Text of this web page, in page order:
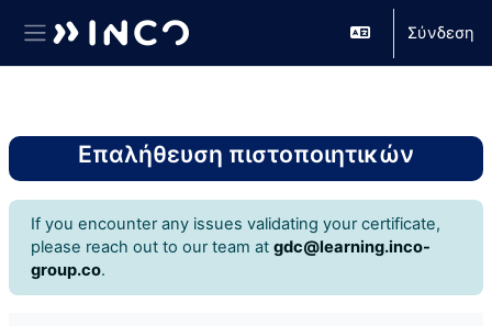
Σύνδεση
Επαλήθευση πιστοποιητικών
If you encounter any issues validating your certificate,
please reach out to our team at gdc@learning.inco-
group.co.